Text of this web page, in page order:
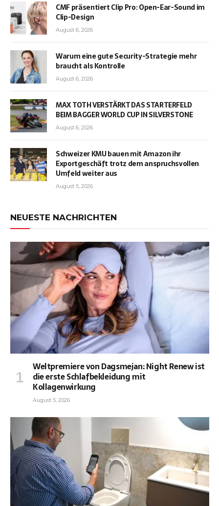
CMF präsentiert Clip Pro: Open-Ear-Sound im
Clip-Design
August 6, 2026
Warum eine gute Security-Strategie mehr
braucht als Kontrolle
August 6, 2026
MAX TOTH VERSTÄRKT DAS STARTERFELD
BEIM BAGGER WORLD CUP IN SILVERSTONE
August 6, 2026
Schweizer KMU bauen mit Amazon ihr
Exportgeschäft trotz dem anspruchsvollen
Umfeld weiter aus
August 5, 2026
NEUESTE NACHRICHTEN
Weltpremiere von Dagsmejan: Night Renew ist
die erste Schlafbekleidung mit
Kollagenwirkung
August 5, 2026